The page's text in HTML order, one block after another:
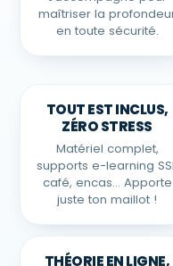
maîtriser la
en toute sécurité.
TOUT EST INCLUS,
ZÉRO STRESS
Matériel complet,
supports e-learning
café, encas… Apporte
juste ton maillot !
THÉORIE EN LIGNE,